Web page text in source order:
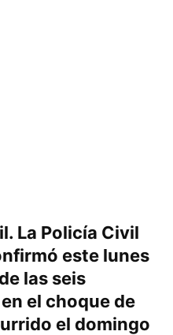
La Policía Civil
este lunes
las seis
el choque de
el domingo